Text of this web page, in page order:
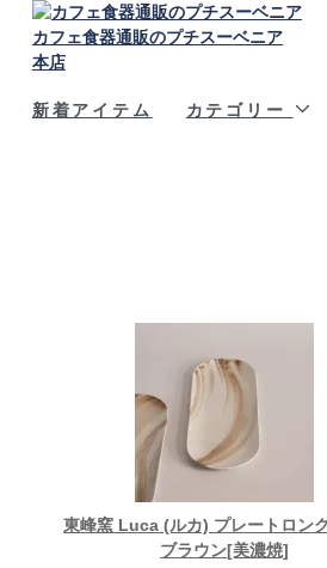
カフェ食器通販のプチスーベニア
本店
新着アイテム カテゴリー
東峰窯 Luca (ルカ) プレートロン
ブラウン[美濃焼]